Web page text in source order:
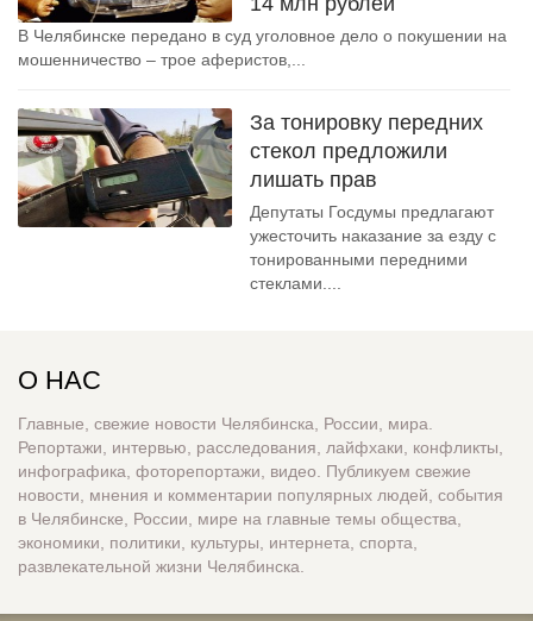
В Челябинске передано в суд уголовное дело о покушении на
мошенничество – трое аферистов,...
За тонировку передних
стекол предложили
лишать прав
Депутаты Госдумы предлагают
ужесточить наказание за езду с
тонированными передними
стеклами....
О НАС
Главные, свежие новости Челябинска, России, мира.
Репортажи, интервью, расследования, лайфхаки, конфликты,
инфографика, фоторепортажи, видео. Публикуем свежие
новости, мнения и комментарии популярных людей, события
в Челябинске, России, мире на главные темы общества,
экономики, политики, культуры, интернета, спорта,
развлекательной жизни Челябинска.